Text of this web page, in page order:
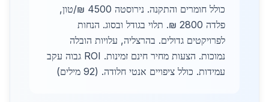
כולל חומרים והתקנה. נירוסטה 4500 ₪/טון,
פלדה 2800 ₪. תלוי בגודל ובסוג. הנחות
לפרויקטים גדולים. בהרצליה, עלויות הובלה
נמוכות. הצעות מחיר חינם זמינות. ROI גבוה עקב
עמידות. כולל ציפויים אנטי חלודה. (92 מילים)